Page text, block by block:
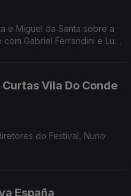
e Miguel da Santa sobre a
Gabriel Ferrandini e Luís
Vila Do Conde
do Festival, Nuno
España